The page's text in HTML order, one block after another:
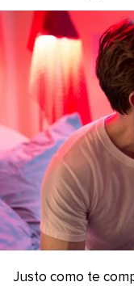
Justo como te